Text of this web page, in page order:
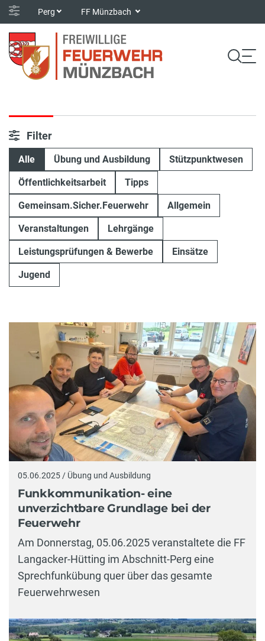
Perg FF Münzbach
Filter
Alle Übung und Ausbildung Stützpunktwesen
Öffentlichkeitsarbeit Tipps
Gemeinsam.Sicher.Feuerwehr Allgemein
Veranstaltungen Lehrgänge
Leistungsprüfungen & Bewerbe Einsätze
Jugend
05.06.2025 / Übung und Ausbildung
Funkkommunikation- eine
unverzichtbare Grundlage bei der
Feuerwehr
Am Donnerstag, 05.06.2025 veranstaltete die FF
Langacker-Hütting im Abschnitt-Perg eine
Sprechfunkübung quer über das gesamte
Feuerwehrwesen